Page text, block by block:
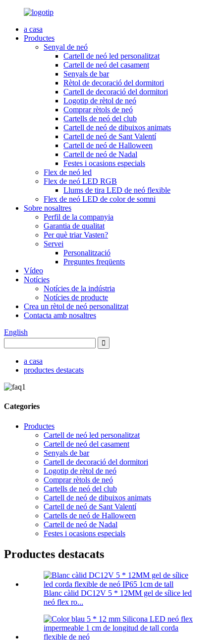
a casa
Productes
Senyal de neó
Cartell de neó led personalitzat
Cartell de neó del casament
Senyals de bar
Rètol de decoració del dormitori
Cartell de decoració del dormitori
Logotip de rètol de neó
Comprar rètols de neó
Cartells de neó del club
Cartell de neó de dibuixos animats
Cartell de neó de Sant Valentí
Cartell de neó de Halloween
Cartell de neó de Nadal
Festes i ocasions especials
Flex de neó led
Flex de neó LED RGB
Llums de tira LED de neó flexible
Flex de neó LED de color de somni
Sobre nosaltres
Perfil de la companyia
Garantia de qualitat
Per què triar Vasten?
Servei
Personalització
Preguntes freqüents
Vídeo
Notícies
Notícies de la indústria
Notícies de producte
Crea un rètol de neó personalitzat
Contacta amb nosaltres
English
a casa
productes destacats
Categories
Productes
Cartell de neó led personalitzat
Cartell de neó del casament
Senyals de bar
Cartell de decoració del dormitori
Logotip de rètol de neó
Comprar rètols de neó
Cartells de neó del club
Cartell de neó de dibuixos animats
Cartell de neó de Sant Valentí
Cartells de neó de Halloween
Cartell de neó de Nadal
Festes i ocasions especials
Productes destacats
Blanc càlid DC12V 5 * 12MM gel de sílice led
neó flex ro...